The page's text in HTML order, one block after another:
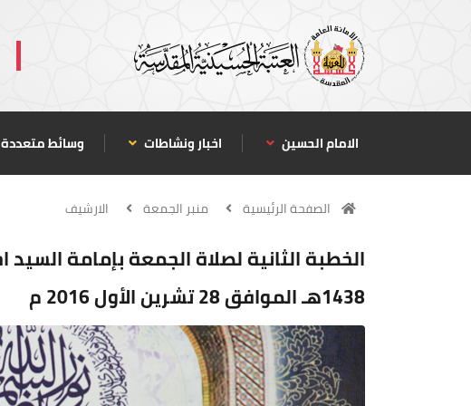
الامام الحسين اخبار ونشاطات وسائط متعددة
الصفحة الرئيسية منبر الجمعة الارشيف
1438هـ الموافق 28 تشرين الأول 2016 م